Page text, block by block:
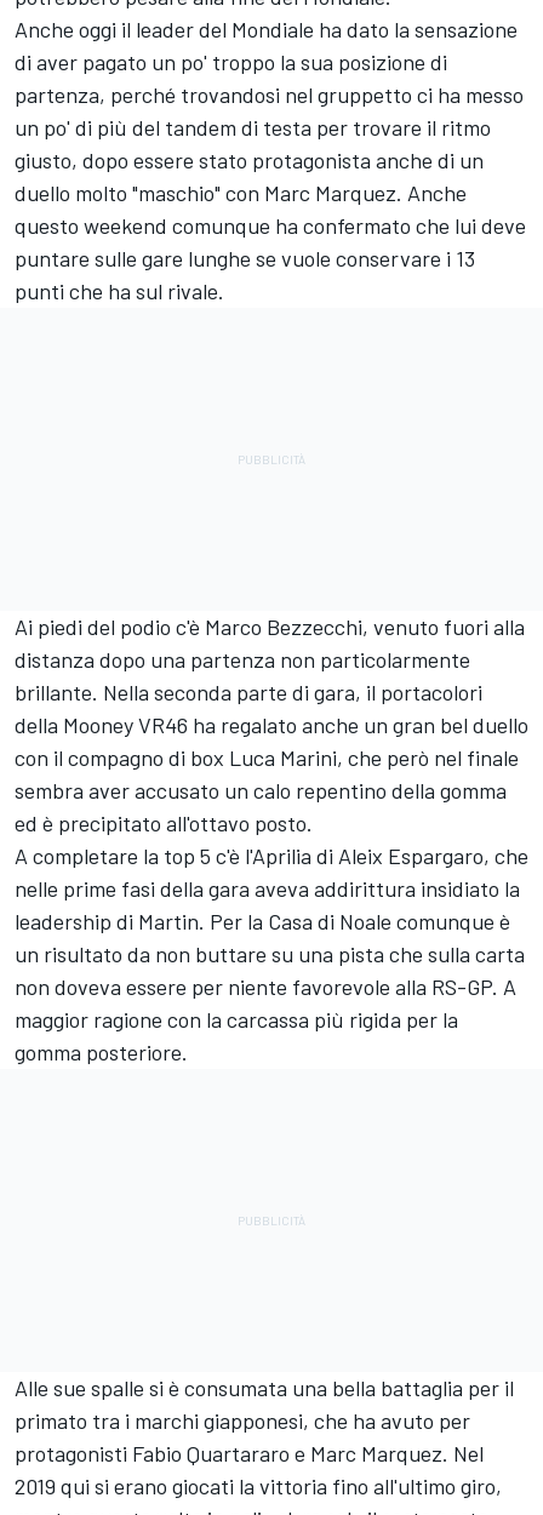
Anche oggi il leader del Mondiale ha dato la sensazione
di aver pagato un po' troppo la sua posizione di
partenza, perché trovandosi nel gruppetto ci ha messo
un po' di più del tandem di testa per trovare il ritmo
giusto, dopo essere stato protagonista anche di un
duello molto "maschio" con Marc Marquez. Anche
questo weekend comunque ha confermato che lui deve
puntare sulle gare lunghe se vuole conservare i 13
punti che ha sul rivale.
Ai piedi del podio c'è Marco Bezzecchi, venuto fuori alla
distanza dopo una partenza non particolarmente
brillante. Nella seconda parte di gara, il portacolori
della Mooney VR46 ha regalato anche un gran bel duello
con il compagno di box Luca Marini, che però nel finale
sembra aver accusato un calo repentino della gomma
ed è precipitato all'ottavo posto.
A completare la top 5 c'è l'Aprilia di Aleix Espargaro, che
nelle prime fasi della gara aveva addirittura insidiato la
leadership di Martin. Per la Casa di Noale comunque è
un risultato da non buttare su una pista che sulla carta
non doveva essere per niente favorevole alla RS-GP. A
maggior ragione con la carcassa più rigida per la
gomma posteriore.
Alle sue spalle si è consumata una bella battaglia per il
primato tra i marchi giapponesi, che ha avuto per
protagonisti Fabio Quartararo e Marc Marquez. Nel
2019 qui si erano giocati la vittoria fino all'ultimo giro,